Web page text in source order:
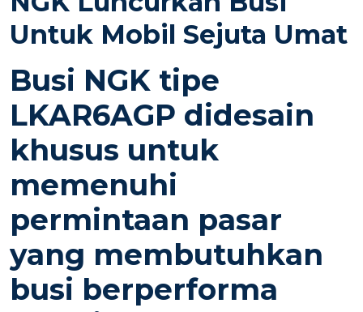
D
N
Untuk Mobil Sejuta Umat
Busi NGK tipe
LKAR6AGP didesain
khusus untuk
memenuhi
permintaan pasar
yang membutuhkan
busi berperforma